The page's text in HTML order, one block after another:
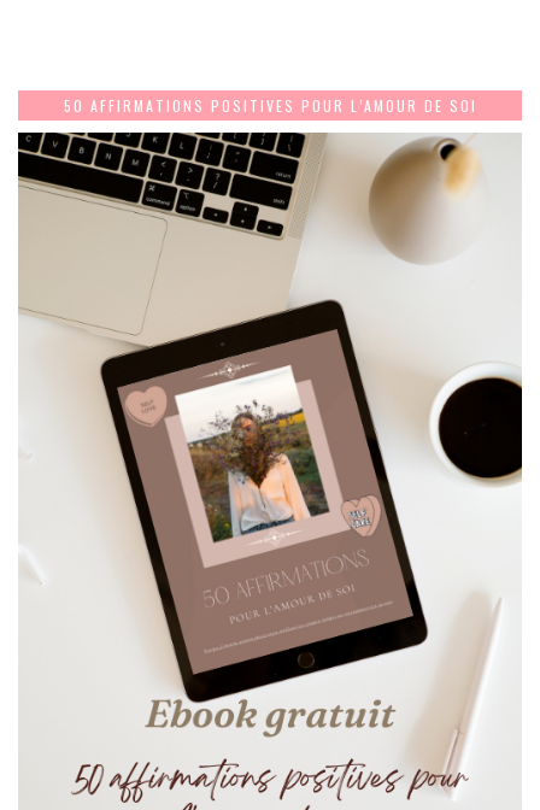
50 AFFIRMATIONS POSITIVES POUR L’AMOUR DE SOI